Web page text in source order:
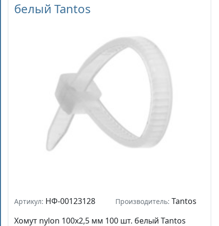
белый Tantos
Артикул: НФ-00123128 Производитель: Tantos
Хомут nylon 100x2,5 мм 100 шт. белый Tantos